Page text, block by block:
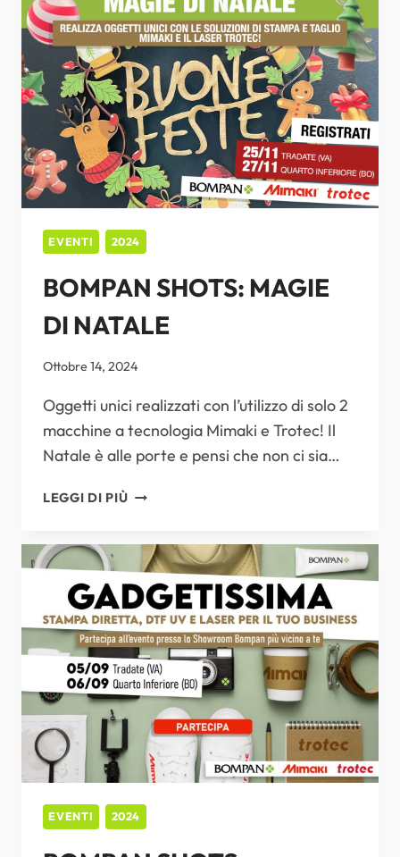
EVENTI 2024
BOMPAN SHOTS: MAGIE
DI NATALE
Ottobre 14, 2024
Oggetti unici realizzati con l’utilizzo di solo 2
macchine a tecnologia Mimaki e Trotec! Il
Natale è alle porte e pensi che non ci sia…
LEGGI DI PIÙBOMPAN
NATALE
EVENTI 2024